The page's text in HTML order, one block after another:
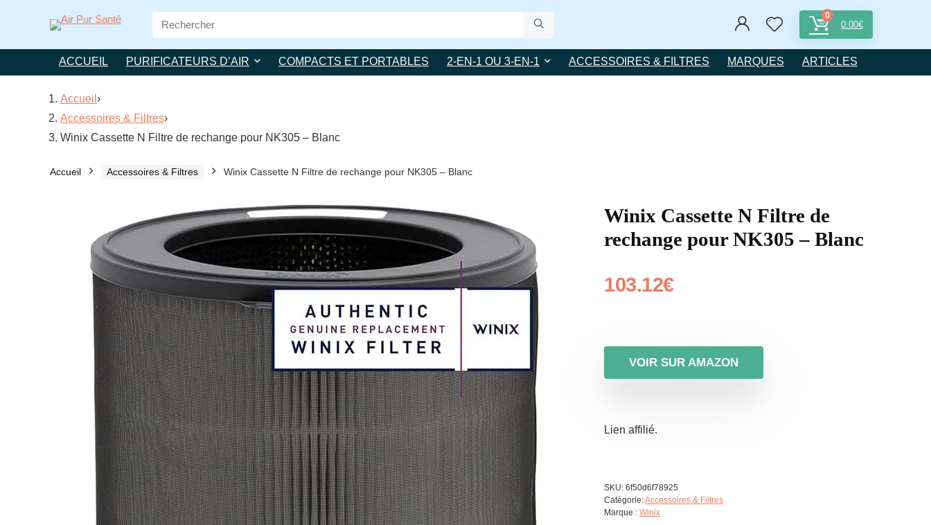
Search
for:
0
0.00€
ACCUEIL PURIFICATEURS D’AIR COMPACTS ET PORTABLES 2-EN-1 OU 3-EN-1 ACCESSOIRES & FILTRES MARQUES ARTICLES
Accueil ›
Accessoires & Filtres›
Winix Cassette N Filtre de rechange pour NK305 – Blanc
Accueil Accessoires & Filtres Winix Cassette N Filtre de rechange pour NK305 – Blanc
Winix Cassette N Filtre de
rechange pour NK305 – Blanc
103.12€
VOIR SUR AMAZON
Lien affilié.
SKU: 6f50d6f78925
Catégorie:Accessoires & Filtres
Marque : Winix